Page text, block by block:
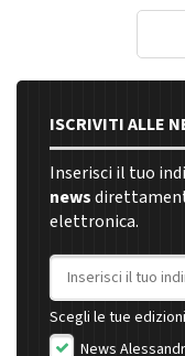
ISCRIVITI ALLE
Inserisci il tuo
news
elettronica.
Indirizzo email
Scegli le tue
News